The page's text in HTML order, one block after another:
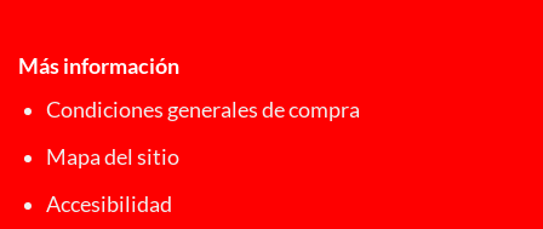
Más información
Condiciones generales de compra
Mapa del sitio
Accesibilidad